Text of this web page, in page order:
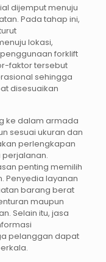
dijemput menuju
Pada tahap ini,
lokasi,
forklift
faktor tersebut
sehingga
disesuaikan
ke dalam armada
sesuai ukuran dan
perlengkapan
penting memilih
Penyedia layanan
barang berat
maupun
Selain itu, jasa
pelanggan dapat